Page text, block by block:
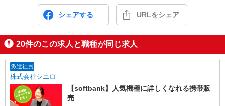
シェアする URLをシェア
20件のこの求人と職種が同じ求人
派遣社員
株式会社シエロ
【softbank】人気機種に詳しくなれる携帯販
売